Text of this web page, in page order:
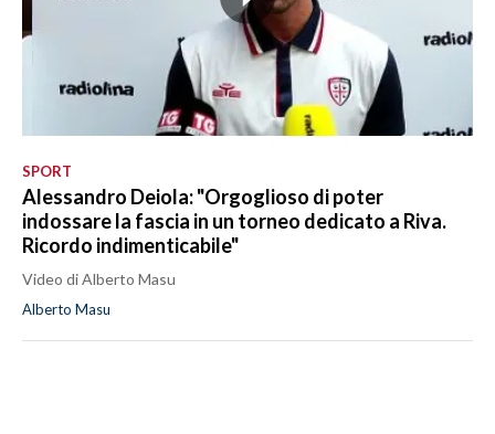
SPORT
Alessandro Deiola: "Orgoglioso di poter
indossare la fascia in un torneo dedicato a Riva.
Ricordo indimenticabile"
Video di Alberto Masu
Alberto Masu